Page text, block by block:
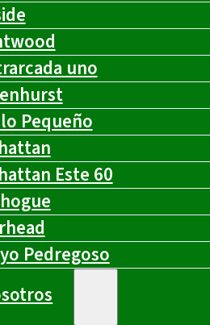
uno
Pequeño
Este 60
Pedregoso